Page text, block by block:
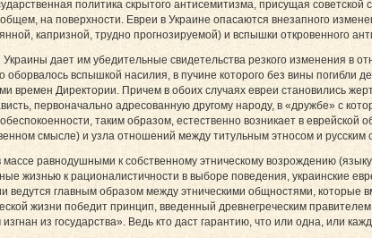
политика скрытого антисемитизма, присущая
на поверхности. Евреи в Украине опасаются внезапного
капризной, трудно прогнозируемой) и вспышки откровенного
дает им убедительные свидетельства резкого изменения в
оборвалось вспышкой насилия, в пучине которого без вины погибли
времен Директории. Причем в обоих случаях евреи становились
первоначально адресованную другому народу, в «дружбе» с
таким образом, естественно возникает в
смысле) и узла отношений между титульным этносом и рус­ским
массе равнодушными к собственному этническому возрождению
жизнью к рационалистичности в выборе поведения, украинские
ведутся главным образом между эт­ни­чес­ки­ми общностями, которые
жизни победит прин­цип, введенный древ­не­гре­чес­ким
из госу­дарства». Ведь кто даст гарантию, что или одна, или